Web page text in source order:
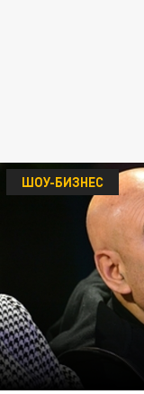
ШОУ-БИЗНЕС